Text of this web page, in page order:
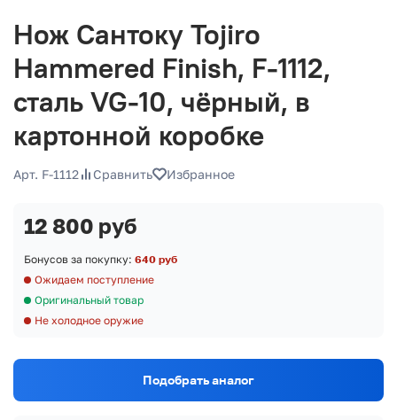
Нож Сантоку Tojiro
Hammered Finish, F-1112,
сталь VG-10, чёрный, в
картонной коробке
Арт. F-1112 Сравнить Избранное
12 800 руб
Бонусов за покупку: 640 руб
Ожидаем поступление
Оригинальный товар
Не холодное оружие
Подобрать аналог